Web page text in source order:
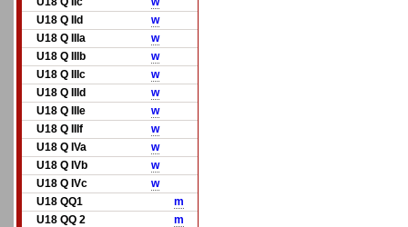
U18 Q IId
w
U18 Q IIIa
w
U18 Q IIIb
w
U18 Q IIIc
w
U18 Q IIId
w
U18 Q IIIe
w
U18 Q IIIf
w
U18 Q IVa
w
U18 Q IVb
w
U18 Q IVc
w
U18 QQ1
m
U18 QQ 2
m